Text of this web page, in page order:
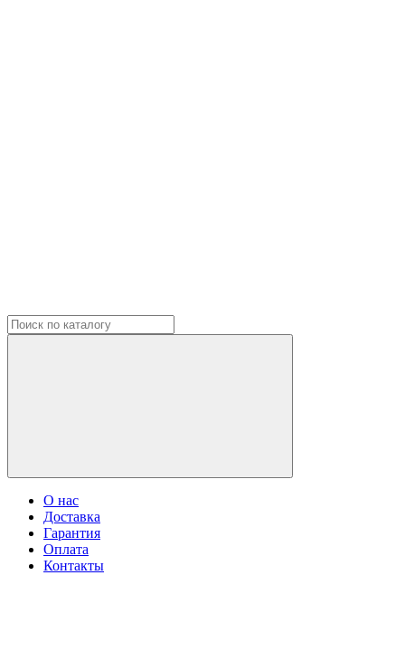
О нас
Доставка
Гарантия
Оплата
Контакты